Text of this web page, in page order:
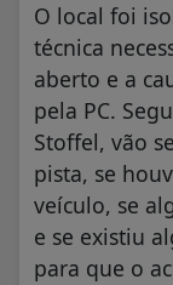
O local foi
técnica
aberto e a
pela PC.
Stoffel, vão
pista, se
veículo, se
e se existiu
para que o